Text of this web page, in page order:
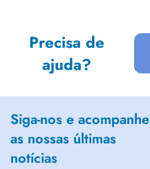
Precisa de
ajuda?
Siga-nos e acompanhe
as nossas últimas
notícias